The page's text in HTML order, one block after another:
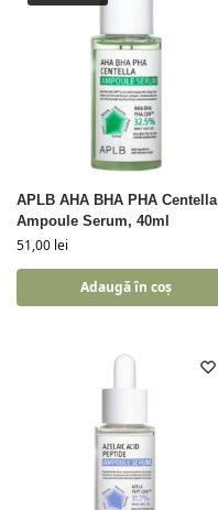
APLB AHA BHA PHA Centella
Ampoule Serum, 40ml
51,00 lei
Adaugă în coș